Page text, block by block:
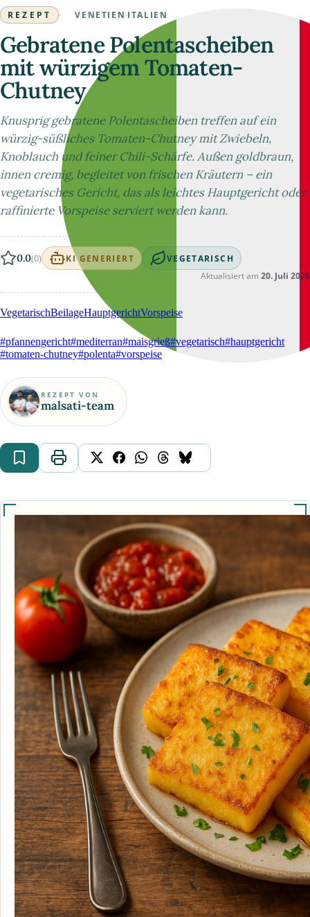
REZEPT · VENETIEN ·ITALIEN
Gebratene Polentascheiben
mit würzigem Tomaten-
Chutney
Knusprig gebratene Polentascheiben treffen auf ein
würzig-süßliches Tomaten-Chutney mit Zwiebeln,
Knoblauch und feiner Chili-Schärfe. Außen goldbraun,
innen cremig, begleitet von frischen Kräutern – ein
vegetarisches Gericht, das als leichtes Hauptgericht oder
raffinierte Vorspeise serviert werden kann.
0.0(0) KI GENERIERT VEGETARISCH
Aktualisiert am 20. Juli 2026
VegetarischBeilageHauptgerichtVorspeise
#pfannengericht#mediterran#maisgrieß#vegetarisch#hauptgericht
#tomaten-chutney#polenta#vorspeise
REZEPT VON
malsati-team